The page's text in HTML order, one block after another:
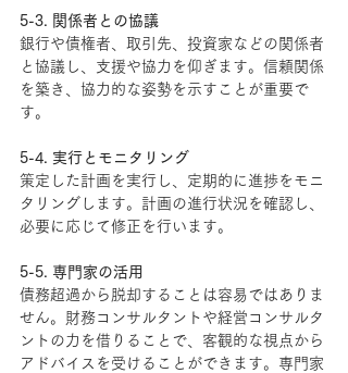
5-3. 関係者との協議
銀行や債権者、取引先、投資家などの関係者
と協議し、支援や協力を仰ぎます。信頼関係
を築き、協力的な姿勢を示すことが重要で
す。
5-4. 実行とモニタリング
策定した計画を実行し、定期的に進捗をモニ
タリングします。計画の進行状況を確認し、
必要に応じて修正を行います。
5-5. 専門家の活用
債務超過から脱却することは容易ではありま
せん。財務コンサルタントや経営コンサルタ
ントの力を借りることで、客観的な視点から
アドバイスを受けることができます。専門家